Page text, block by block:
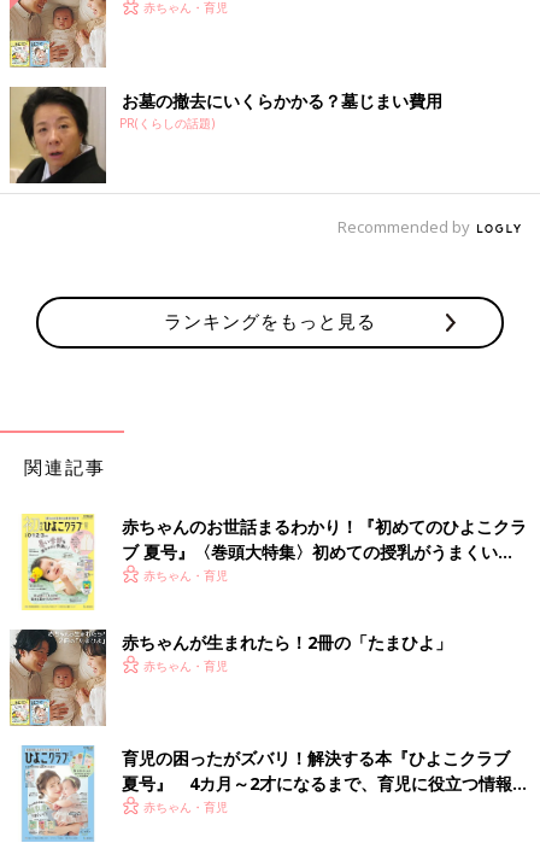
赤ちゃん・育児
お墓の撤去にいくらかかる？墓じまい費用
PR(くらしの話題)
Recommended by
ランキングをもっと見る
関連記事
赤ちゃんのお世話まるわかり！『初めてのひよこクラ
ブ 夏号』〈巻頭大特集〉初めての授乳がうまくい
く！ おっぱい・ミルクの基本と夏のトラブル 解決テ
赤ちゃん・育児
赤ちゃんが生まれたら！2冊の「たまひよ」
赤ちゃん・育児
育児の困ったがズバリ！解決する本『ひよこクラブ
夏号』 4カ月～2才になるまで、育児に役立つ情報が
いっぱい！
赤ちゃん・育児